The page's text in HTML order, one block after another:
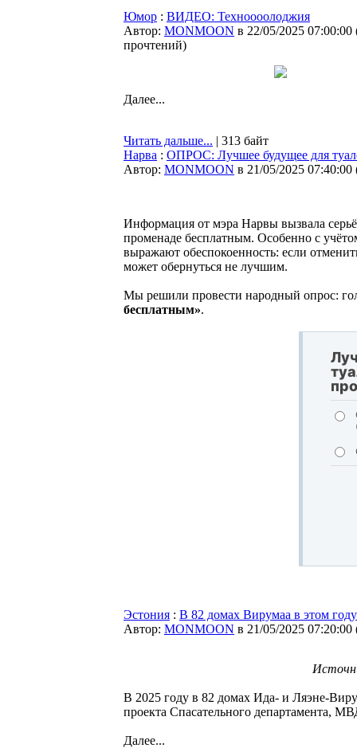
Юмор : ВИДЕО: Техноооолоджия
Автор: MONMOON в 22/05/2025 07:00:00
прочтений)
Далее...
Читать дальше... | 313 байт
Нарва : ОПРОС: Лучшее будущее для
Автор: MONMOON в 21/05/2025 07:40:00
Информация от мэра Нарвы вызвала
променаде бесплатным. Особенно с
выражают обеспокоенность: если
может обернуться не лучшим.
Мы решили провести народный опрос:
бесплатным».
Эстония : В 82 домах Вирумаа в этом
Автор: MONMOON в 21/05/2025 07:20:00
В 2025 году в 82 домах Ида- и Ляэне-
проекта Спасательного департамента,
Далее...